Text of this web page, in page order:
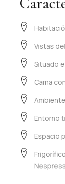
Vistas
Situado
Cama
Entorno
Espacio